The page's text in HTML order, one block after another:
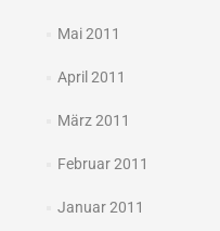
Mai 2011
April 2011
März 2011
Februar 2011
Januar 2011